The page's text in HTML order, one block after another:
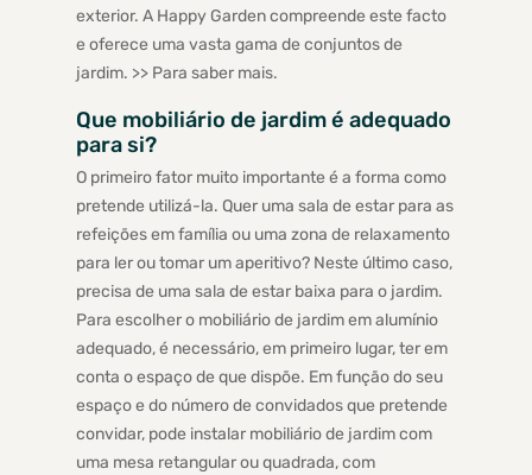
exterior. A Happy Garden compreende este facto
e oferece uma vasta gama de conjuntos de
jardim. >> Para saber mais.
Que mobiliário de jardim é adequado
para si?
O primeiro fator muito importante é a forma como
pretende utilizá-la. Quer uma sala de estar para as
refeições em família ou uma zona de relaxamento
para ler ou tomar um aperitivo? Neste último caso,
precisa de uma sala de estar baixa para o jardim.
Para escolher o mobiliário de jardim em alumínio
adequado, é necessário, em primeiro lugar, ter em
conta o espaço de que dispõe. Em função do seu
espaço e do número de convidados que pretende
convidar, pode instalar mobiliário de jardim com
uma mesa retangular ou quadrada, com